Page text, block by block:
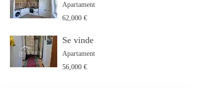
Apartament
62,000 €
Se vinde
Apartament
56,000 €